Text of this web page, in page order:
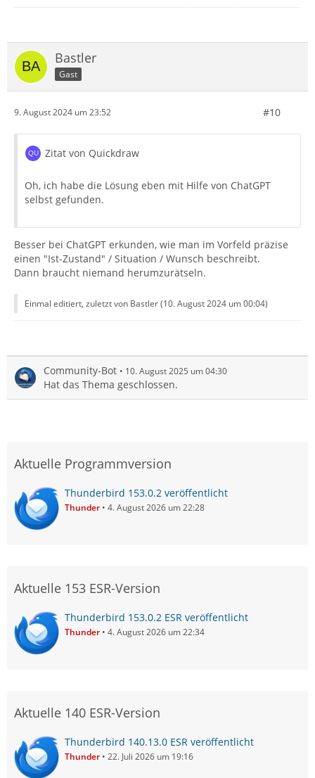
Bastler
Gast
9. August 2024 um 23:52 #10
Zitat von Quickdraw
Oh, ich habe die Lösung eben mit Hilfe von ChatGPT
selbst gefunden.
Besser bei ChatGPT erkunden, wie man im Vorfeld präzise
einen "Ist-Zustand" / Situation / Wunsch beschreibt.
Dann braucht niemand herumzurätseln.
Einmal editiert, zuletzt von Bastler (10. August 2024 um 00:04)
Community-Bot 10. August 2025 um 04:30
Hat das Thema geschlossen.
Aktuelle Programmversion
Thunderbird 153.0.2 veröffentlicht
Thunder 4. August 2026 um 22:28
Aktuelle 153 ESR-Version
Thunderbird 153.0.2 ESR veröffentlicht
Thunder 4. August 2026 um 22:34
Aktuelle 140 ESR-Version
Thunderbird 140.13.0 ESR veröffentlicht
Thunder 22. Juli 2026 um 19:16